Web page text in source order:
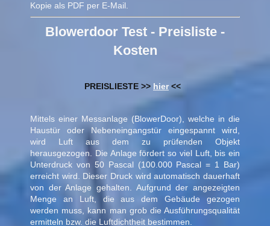
Kopie als PDF per E-Mail.
Blowerdoor Test - Preisliste -
Kosten
PREISLIESTE >> hier<<
Mittels einer Messanlage (BlowerDoor), welche in die
Haustür oder Nebeneingangstür eingespannt wird,
wird Luft aus dem zu prüfenden Objekt
herausgezogen. Die Anlage fördert so viel Luft, bis ein
Unterdruck von 50 Pascal (100.000 Pascal = 1 Bar)
erreicht wird. Dieser Druck wird automatisch dauerhaft
von der Anlage gehalten. Aufgrund der angezeigten
Menge an Luft, die aus dem Gebäude gezogen
werden muss, kann man grob die Ausführungsqualität
ermitteln bzw. die Luftdichtheit bestimmen.